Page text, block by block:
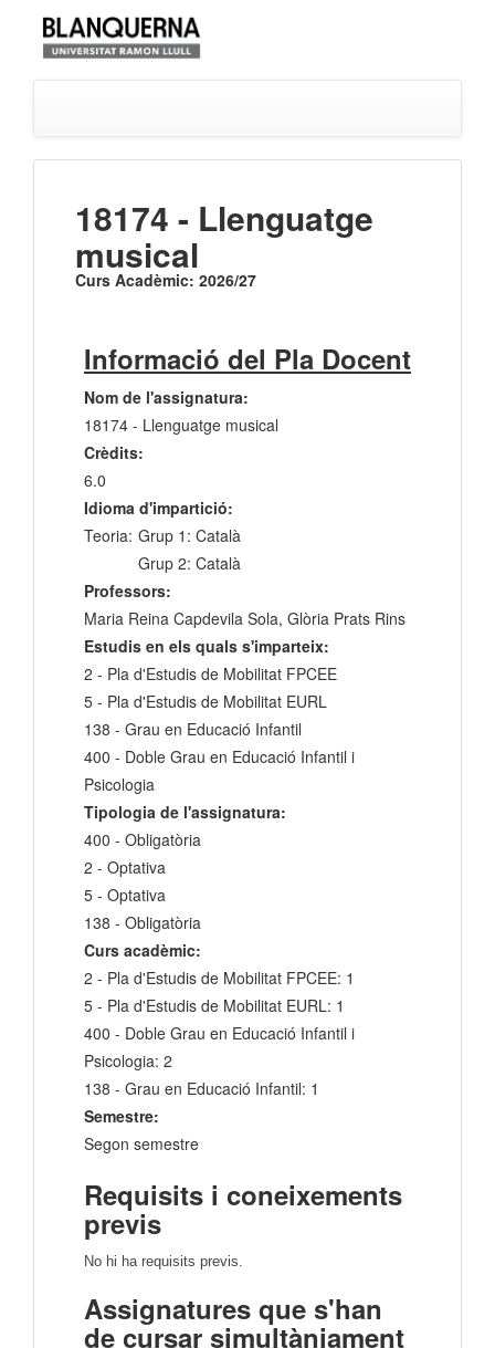
18174 - Llenguatge
musical
Curs Acadèmic: 2026/27
Informació del Pla Docent
Nom de l'assignatura:
18174 - Llenguatge musical
Crèdits:
6.0
Idioma d'impartició:
Teoria: Grup 1: Català
Grup 2: Català
Professors:
Maria Reina Capdevila Sola, Glòria Prats Rins
Estudis en els quals s'imparteix:
2 - Pla d'Estudis de Mobilitat FPCEE
5 - Pla d'Estudis de Mobilitat EURL
138 - Grau en Educació Infantil
400 - Doble Grau en Educació Infantil i
Psicologia
Tipologia de l'assignatura:
400 - Obligatòria
2 - Optativa
5 - Optativa
138 - Obligatòria
Curs acadèmic:
2 - Pla d'Estudis de Mobilitat FPCEE: 1
5 - Pla d'Estudis de Mobilitat EURL: 1
400 - Doble Grau en Educació Infantil i
Psicologia: 2
138 - Grau en Educació Infantil: 1
Semestre:
Segon semestre
Requisits i coneixements
previs
No hi ha requisits previs.
Assignatures que s'han
de cursar simultàniament